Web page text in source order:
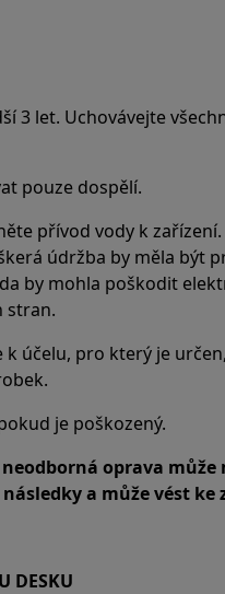
3 let. Uchovávejte
pouze dospělí.
přívod vody k zařízení.
údržba by měla být
by mohla poškodit
stran.
účelu, pro který je
je poškozený.
oprava
a může vést ke
DESKU